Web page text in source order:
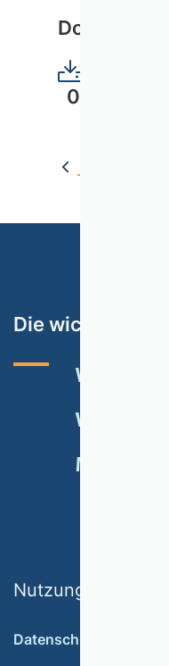
Download-
Die wichtigsten
VHB-
MITGLIED
Datenschutz